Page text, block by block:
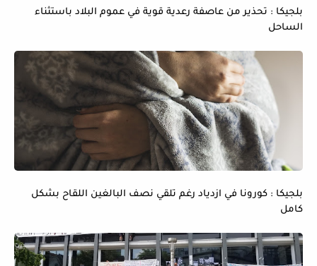
بلجيكا : تحذير من عاصفة رعدية قوية في عموم البلاد باستثناء
الساحل
بلجيكا : كورونا في ازدياد رغم تلقي نصف البالغين اللقاح بشكل
كامل